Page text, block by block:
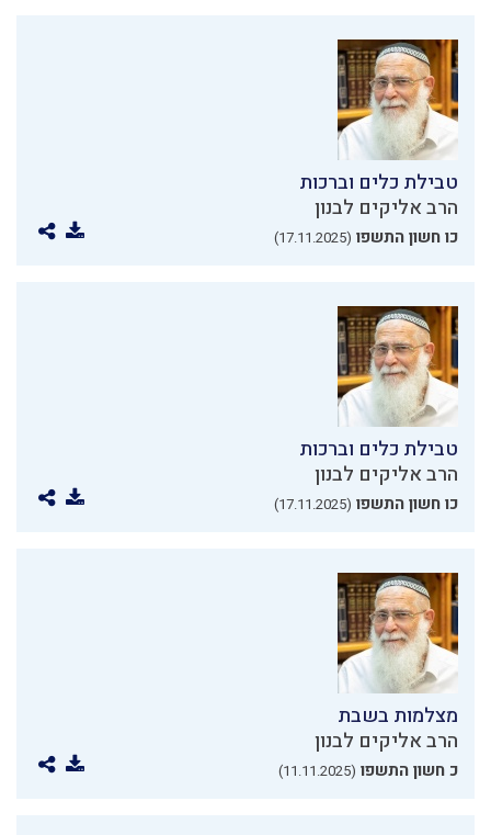
טבילת כלים וברכות
הרב אליקים לבנון
כו חשון התשפו (17.11.2025)
טבילת כלים וברכות
הרב אליקים לבנון
כו חשון התשפו (17.11.2025)
מצלמות בשבת
הרב אליקים לבנון
כ חשון התשפו (11.11.2025)